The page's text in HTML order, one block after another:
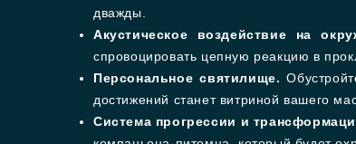
дважды.
Акустическое воздействие на
спровоцировать цепную реакцию в
Персональное святилище.
достижений станет витриной вашего
Система прогрессии и